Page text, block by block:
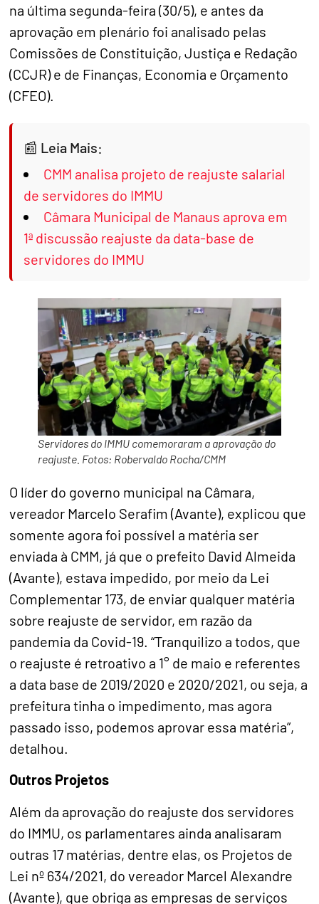
na última segunda-feira (30/5), e antes da
aprovação em plenário foi analisado pelas
Comissões de Constituição, Justiça e Redação
(CCJR) e de Finanças, Economia e Orçamento
(CFEO).
Leia Mais:
CMM analisa projeto de reajuste salarial
de servidores do IMMU
Câmara Municipal de Manaus aprova em
1ª discussão reajuste da data-base de
servidores do IMMU
Servidores do IMMU comemoraram a aprovação do
reajuste. Fotos: Robervaldo Rocha/CMM
O líder do governo municipal na Câmara,
vereador Marcelo Serafim (Avante), explicou que
somente agora foi possível a matéria ser
enviada à CMM, já que o prefeito David Almeida
(Avante), estava impedido, por meio da Lei
Complementar 173, de enviar qualquer matéria
sobre reajuste de servidor, em razão da
pandemia da Covid-19. “Tranquilizo a todos, que
o reajuste é retroativo a 1° de maio e referentes
a data base de 2019/2020 e 2020/2021, ou seja, a
prefeitura tinha o impedimento, mas agora
passado isso, podemos aprovar essa matéria”,
detalhou.
Outros Projetos
Além da aprovação do reajuste dos servidores
do IMMU, os parlamentares ainda analisaram
outras 17 matérias, dentre elas, os Projetos de
Lei nº 634/2021, do vereador Marcel Alexandre
(Avante), que obriga as empresas de serviços